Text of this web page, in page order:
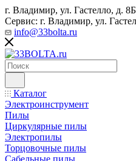
г. Владимир, ул. Гастелло, д.
Сервис: г. Владимир, ул.
info@33bolta.ru
Каталог
Электроинструмент
Пилы
Циркулярные пилы
Электропилы
Торцовочные пилы
Сабельные пилы